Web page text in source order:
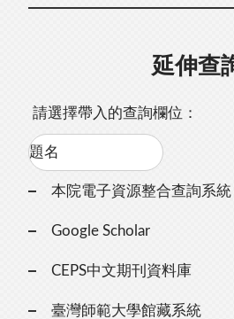
延伸查
請選擇帶入的查詢欄位：
本院電子資源整合查詢系統
Google Scholar
CEPS中文期刊資料庫
臺灣師範大學館藏系統